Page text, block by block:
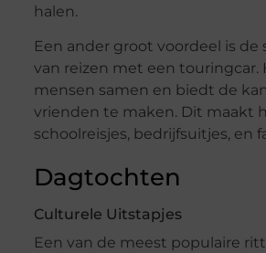
halen.
Een ander groot voordeel is de
van reizen met een touringcar.
mensen samen en biedt de
vrienden te maken. Dit maakt
schoolreisjes, bedrijfsuitjes, en
Dagtochten
Culturele Uitstapjes
Een van de meest populaire